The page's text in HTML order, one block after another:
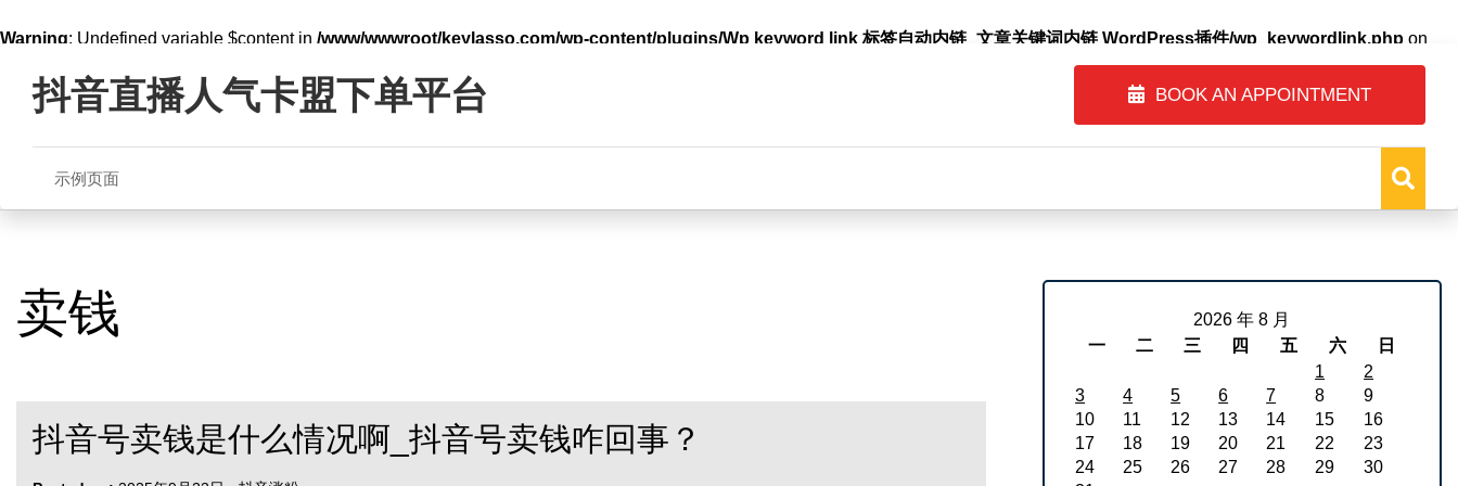
Warning: Undefined variable $content in /www/wwwroot/keylasso.com/wp-content/plugins/Wp keyword link 标签自动内链_文章关键词内链 WordPress插件/wp_keywordlink.php on
content抖音直播人气卡盟下单平台 BOOK AN APPOINTMENT
示例页面
卖钱
抖音号卖钱是什么情况啊_抖音号卖钱咋回事？
2026 年 8 月
一
二 三 四 五 六
日
1
2
3
4 5 6 7 8
9
10
11 12 13 14 15
16
17
18 19 20 21 22
23
24
25 26 27 28 29
30